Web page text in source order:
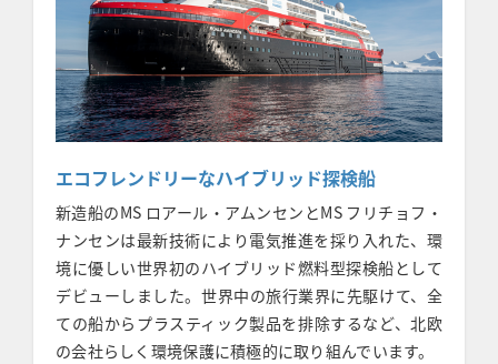
エコフレンドリーなハイブリッド探検船
新造船のMS ロアール・アムンセンとMS フリチョフ・
ナンセンは最新技術により電気推進を採り入れた、環
境に優しい世界初のハイブリッド燃料型探検船として
デビューしました。世界中の旅行業界に先駆けて、全
ての船からプラスティック製品を排除するなど、北欧
の会社らしく環境保護に積極的に取り組んでいます。